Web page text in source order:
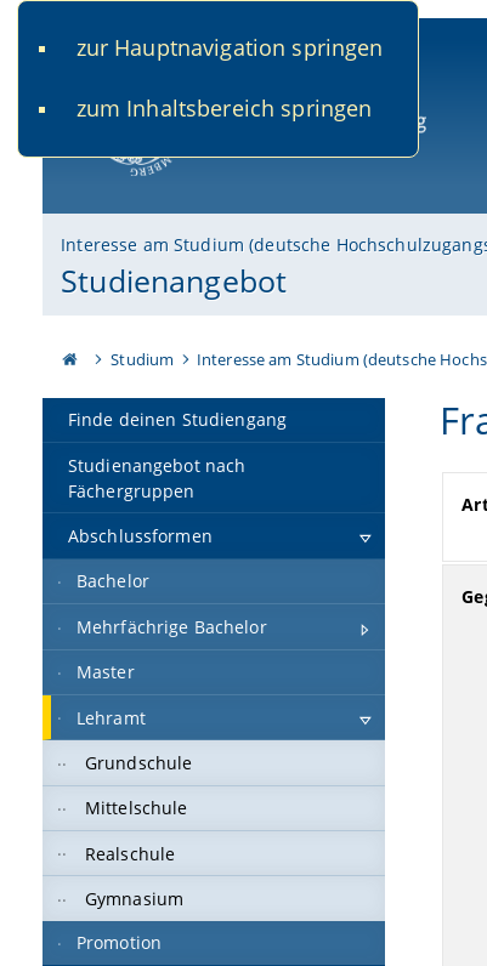
zur Hauptnavigation springen
zum Inhaltsbereich springen
Interesse am Studium (deutsche
Studienangebot
Studium Interesse am Studium (deutsche
Finde deinen Studiengang
Studienangebot nach
Fächergruppen
Abschlussformen
Bachelor
Mehrfächrige Bachelor
Master
Lehramt
Grundschule
Mittelschule
Realschule
Gymnasium
Promotion